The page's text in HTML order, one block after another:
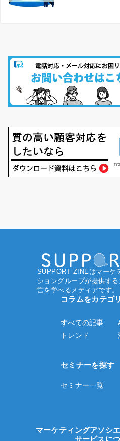
SUPPORT Z!NEはマーケ
ショングループが提供す
営を学べるメディアです。
コラムをカテゴ
すべての記事
トレンド
セミナーを探す
セミナー一覧
マーケティングアソシ
サービスに